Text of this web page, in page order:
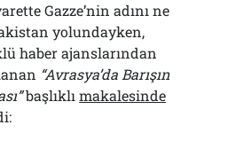
Gazze’nin adını ne
yolundayken,
haber ajanslarından
“Avrasya’da Barışın
başlıklımakalesinde